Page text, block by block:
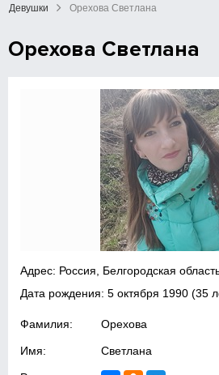
Девушки
Орехова Светлана
Орехова Светлана
Адрес: Россия, Белгородская
Дата рождения:5 октября 1990 (35
Фамилия: Орехова
Имя: Светлана